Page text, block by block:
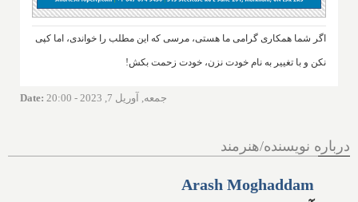
اگر شما همکاری گرامی ما هستی، مرسی که این مطلب را خواندی، اما کپی
نکن و با تغییر به نام خودت نزن، خودت زحمت بکش!
Date: جمعه, آوریل 7, 2023 - 20:00
درباره نویسنده/هنرمند
Arash Moghaddam